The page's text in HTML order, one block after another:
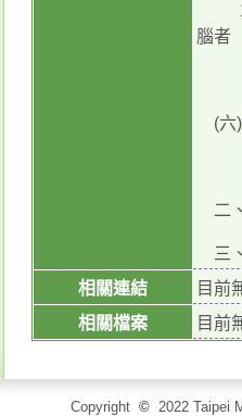
111
腦者
(六)
二
三
相關連結
目前
相關檔案
目前
Copyright © 2022 Taipei